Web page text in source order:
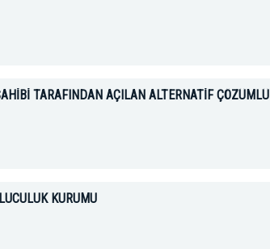
TARAFINDAN AÇILAN ALTERNATİF ÇÖZÜMLÜ
KURUMU